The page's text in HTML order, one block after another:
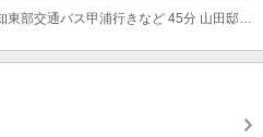
(1)土佐くろしお鉄道奈半利駅 高知東部交通バス甲浦行きなど 45分 山田邸前下車すぐ 高知道南国IC 車 120分 室戸岬小学校近く